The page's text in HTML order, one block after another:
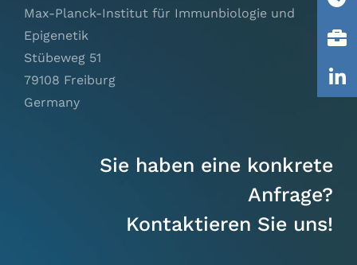
Links
Max-Planck-Institut für Immunbiologie und
Epigenetik
Stübeweg 51
79108 Freiburg
Germany
Sie haben eine konkrete
Anfrage?
Kontaktieren Sie uns!